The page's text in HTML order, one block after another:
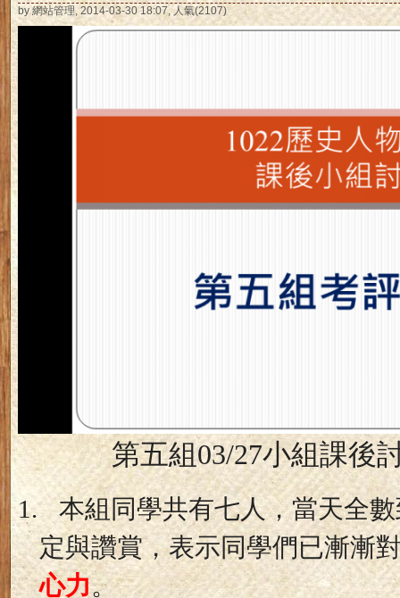
by 網站管理, 2014-03-30 18:07, 人氣(2107)
第五組03/27小組課後
1.
本組同學共有七人，當天全
定與讚賞，表示同學們已漸漸
心力。